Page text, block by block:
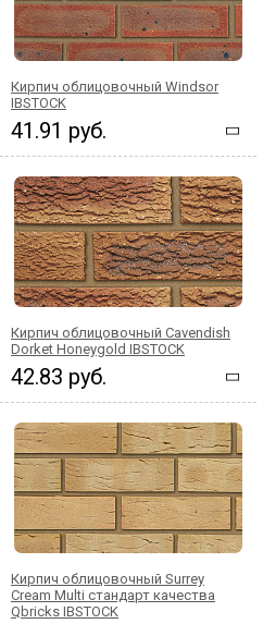
Кирпич облицовочный Windsor
IBSTOCK
41.91 руб.
Кирпич облицовочный Cavendish
Dorket Honeygold IBSTOCK
42.83 руб.
Кирпич облицовочный Surrey
Cream Multi стандарт качества
Qbricks IBSTOCK